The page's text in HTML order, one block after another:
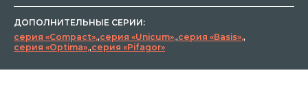
ДОПОЛНИТЕЛЬНЫЕ СЕРИИ:
серия «Compact» ,серия «Unicum» ,серия «Basis» ,
серия «Optima» ,серия «Pifagor»